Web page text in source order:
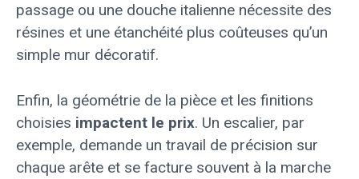
passage ou une douche italienne nécessite des
résines et une étanchéité plus coûteuses qu’un
simple mur décoratif.
Enfin, la géométrie de la pièce et les finitions
choisies impactent le prix. Un escalier, par
exemple, demande un travail de précision sur
chaque arête et se facture souvent à la marche